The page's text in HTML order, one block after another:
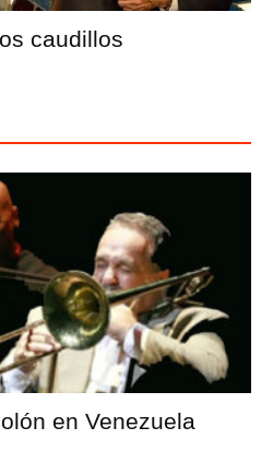
caudillos
en Venezuela